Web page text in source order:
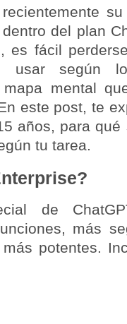
del plan
es fácil
usar según
mental
este post, te
años, para
tu tarea.
de
más
potentes.